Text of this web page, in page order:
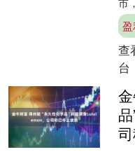
称
上
盈
查
台